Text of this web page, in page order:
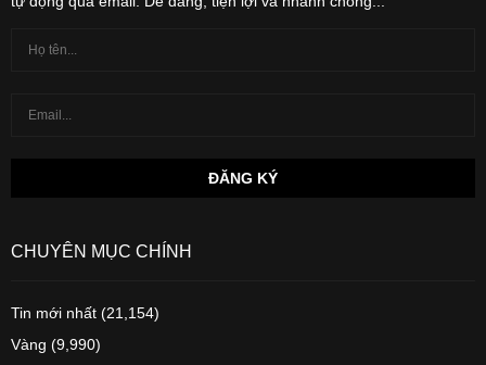
CHUYÊN MỤC CHÍNH
Tin mới nhất (21,154)
Vàng (9,990)